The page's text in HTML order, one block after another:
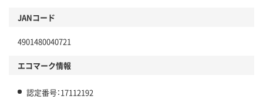
JANコード
4901480040721
エコマーク情報
認定番号：17112192